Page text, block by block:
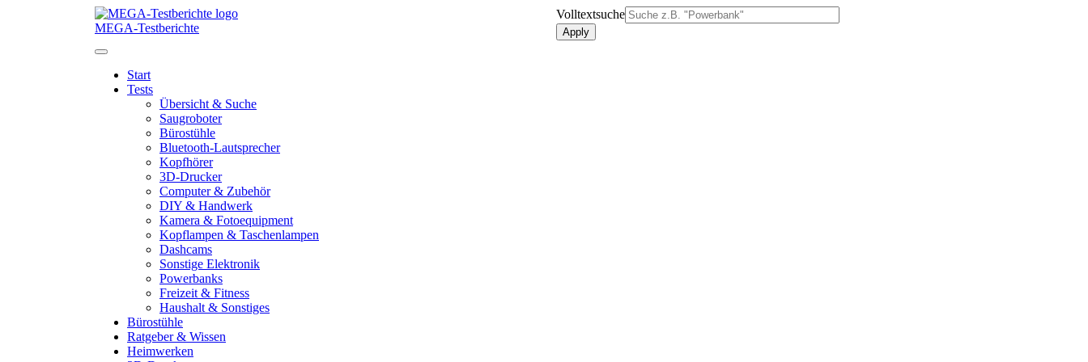
MEGA-Testberichte
Volltextsuche
Start
Tests
Übersicht & Suche
Saugroboter
Bürostühle
Bluetooth-Lautsprecher
Kopfhörer
3D-Drucker
Computer & Zubehör
DIY & Handwerk
Kamera & Fotoequipment
Kopflampen & Taschenlampen
Dashcams
Sonstige Elektronik
Powerbanks
Freizeit & Fitness
Haushalt & Sonstiges
Bürostühle
Ratgeber & Wissen
Heimwerken